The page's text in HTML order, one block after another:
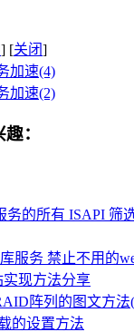
] [关闭]
加速(4)
加速(2)
：
的所有 ISAPI 筛
服务 禁止不用的
现方法分享
阵列的图文方
的设置方法